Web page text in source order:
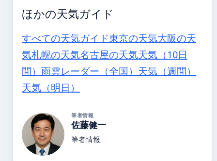
ほかの天気ガイド
すべての天気ガイド東京の天気大阪の天
気札幌の天気名古屋の天気天気（10日
間） 雨雲レーダー（全国） 天気（週間）
天気（明日）
筆者情報
佐藤健一
筆者情報